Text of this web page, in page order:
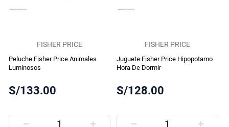
FISHER PRICE
Peluche Fisher Price Animales
Luminosos
S/133.00
FISHER PRICE
Juguete Fisher Price Hipopotamo
Hora De Dormir
S/128.00